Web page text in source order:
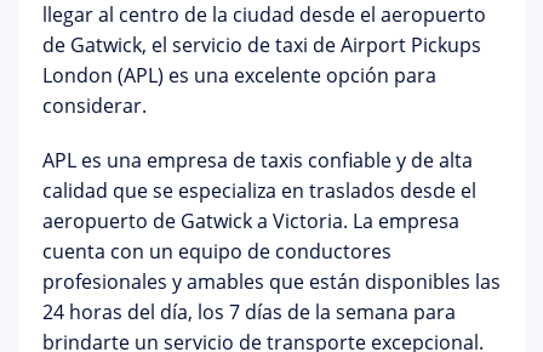
llegar al centro de la ciudad desde el aeropuerto
de Gatwick, el servicio de taxi de Airport Pickups
London (APL) es una excelente opción para
considerar.
APL es una empresa de taxis confiable y de alta
calidad que se especializa en traslados desde el
aeropuerto de Gatwick a Victoria. La empresa
cuenta con un equipo de conductores
profesionales y amables que están disponibles las
24 horas del día, los 7 días de la semana para
brindarte un servicio de transporte excepcional.